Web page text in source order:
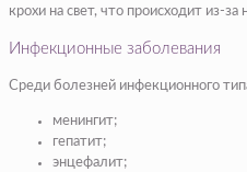
крохи на свет, что происходит из-
Инфекционные заболевания
Среди болезней инфекционного
менингит;
гепатит;
энцефалит;